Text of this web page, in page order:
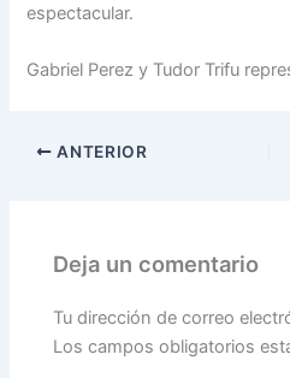
espectacular.
Gabriel Perez y Tudor Trifu
ANTERIOR
Deja un comentario
Tu dirección de correo
Los campos obligatorios